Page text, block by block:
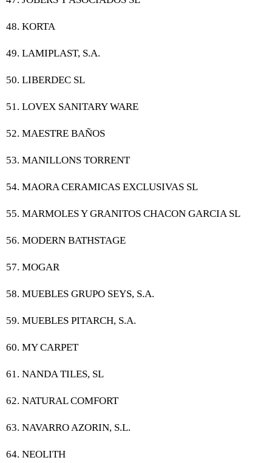
48. KORTA
49. LAMIPLAST, S.A.
50. LIBERDEC SL
51. LOVEX SANITARY WARE
52. MAESTRE BAÑOS
53. MANILLONS TORRENT
54. MAORA CERAMICAS EXCLUSIVAS SL
55. MARMOLES Y GRANITOS CHACON GARCIA SL
56. MODERN BATHSTAGE
57. MOGAR
58. MUEBLES GRUPO SEYS, S.A.
59. MUEBLES PITARCH, S.A.
60. MY CARPET
61. NANDA TILES, SL
62. NATURAL COMFORT
63. NAVARRO AZORIN, S.L.
64. NEOLITH